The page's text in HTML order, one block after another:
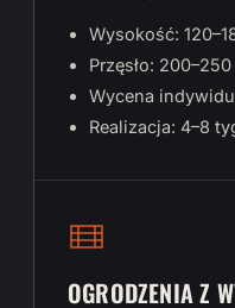
Wysokość:
Przęsło:
Wycena
Realizacja: 4–8
OGRODZENIA Z